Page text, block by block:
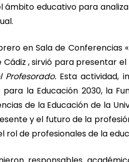
ámbito educativo para
enSala de Conferencias
Cádiz , sirvió para presentar el
Esta actividad,
la Educación 2030, la
de la Educación de la
y el futuro de la
rol de profesionales de la